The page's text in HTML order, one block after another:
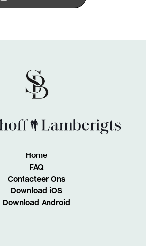
Home
FAQ
Contacteer Ons
Download iOS
Download Android